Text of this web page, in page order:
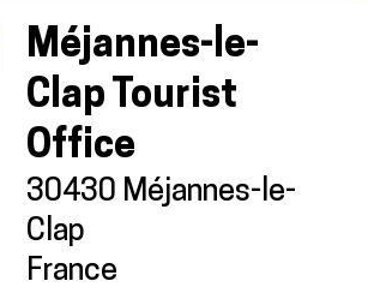
Méjannes-le-
Clap Tourist
Office
30430 Méjannes-le-
Clap
France